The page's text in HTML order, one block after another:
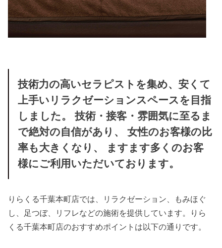
技術力の高いセラピストを集め、安くて
上手いリラクゼーションスペースを目指
しました。 技術・接客・雰囲気に至るま
で絶対の自信があり、 女性のお客様の比
率も大きくなり、 ますます多くのお客
様にご利用いただいております。
りらくる千葉本町店では、リラクゼーション、もみほぐ
し、足つぼ、リフレなどの施術を提供しています。りら
くる千葉本町店のおすすめポイントは以下の通りです。